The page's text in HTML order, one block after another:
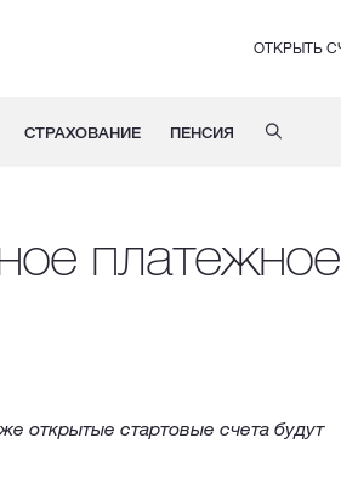
ОТКРЫТЬ
СТРАХОВАНИЕ ПЕНСИЯ
платежное
открытые стартовые счета будут